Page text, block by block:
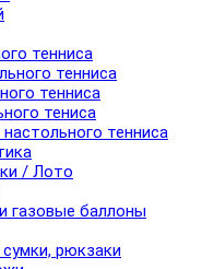
тенниса
тенниса
тенниса
тениса
тенниса
/ Лото
газовые баллоны
рюкзаки